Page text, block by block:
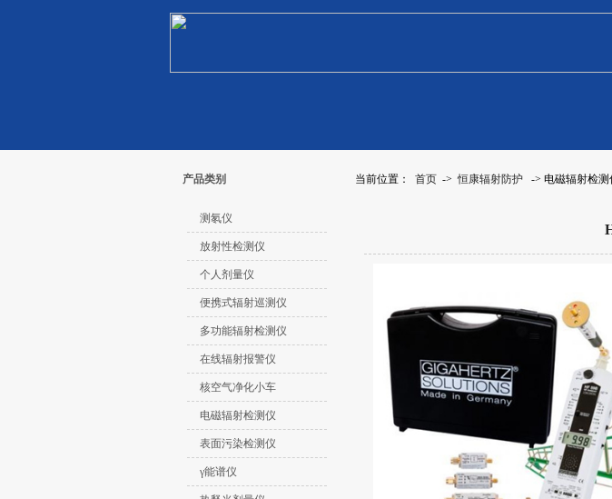
产品类别 当前位置： 首页 -> 恒康辐射防护 -> 电磁辐射检测
测氡仪
放射性检测仪
个人剂量仪
便携式辐射巡测仪
多功能辐射检测仪
在线辐射报警仪
核空气净化小车
电磁辐射检测仪
表面污染检测仪
γ能谱仪